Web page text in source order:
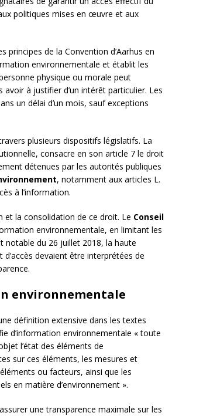
politiques mises en œuvre et aux
principes de la Convention d’Aarhus en
environnementale et établit les
physique ou morale peut
à justifier d’un intérêt particulier. Les
un délai d’un mois, sauf exceptions
plusieurs dispositifs législatifs. La
consacre en son article 7 le droit
détenues par les autorités publiques
, notamment aux articles L.
à l’information.
et la consolidation de ce droit. Le Conseil
environnementale, en limitant les
notable du 26 juillet 2018, la haute
devaient être interprétées de
environnementale
définition extensive dans les textes
d’information environnementale « toute
l’état des éléments de
sur ces éléments, les mesures et
ou facteurs, ainsi que les
en matière d’environnement ».
une transparence maximale sur les